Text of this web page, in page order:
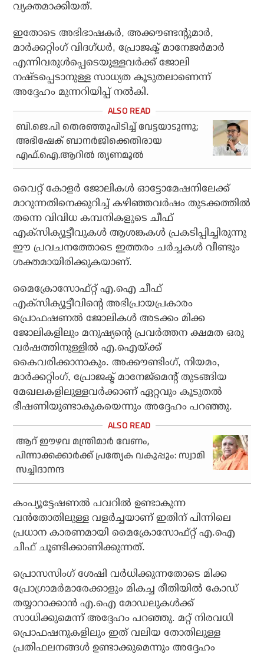
വ്യക്തമാക്കിയത്.
ഇതോടെ അഭിഭാഷകർ, അക്കൗണ്ടന്റുമാർ,
മാർക്കറ്റിംഗ് വിദഗ്ധർ, പ്രോജക്ട് മാനേജർമാർ
എന്നിവരുൾപ്പെടെയുള്ളവർക്ക് ജോലി
നഷ്ടപ്പെടാനുള്ള സാധ്യത കൂടുതലാണെന്ന്
അദ്ദേഹം മുന്നറിയിപ്പ് നൽകി.
ബി.ജെ.പി തെരഞ്ഞുപിടിച്ച് വേട്ടയാടുന്നു;
അഭിഷേക് ബാനര്‍ജിക്കെതിരായ
എഫ്.ഐ.ആറില്‍ തൃണമൂല്‍
വൈറ്റ് കോളർ ജോലികൾ ഓട്ടോമേഷനിലേക്ക്
മാറുന്നതിനെക്കുറിച്ച് കഴിഞ്ഞവർഷം തുടക്കത്തിൽ
തന്നെ വിവിധ കമ്പനികളുടെ ചീഫ്
എക്സിക്യൂട്ടീവുകൾ ആശങ്കകൾ പ്രകടിപ്പിച്ചിരുന്നു
ഈ പ്രവചനത്തോടെ ഇത്തരം ചർച്ചകൾ വീണ്ടും
ശക്തമായിരിക്കുകയാണ്.
മൈക്രോസോഫ്റ്റ് എ.ഐ ചീഫ്
എക്സിക്യൂട്ടീവിന്റെ അഭിപ്രായപ്രകാരം
പ്രൊഫഷണൽ ജോലികൾ അടക്കം മിക്ക
ജോലികളിലും മനുഷ്യന്റെ പ്രവർത്തന ക്ഷമത ഒരു
വർഷത്തിനുള്ളിൽ എ.ഐയ്ക്ക്
കൈവരിക്കാനാകും. അക്കൗണ്ടിംഗ്, നിയമം,
മാർക്കറ്റിംഗ്, പ്രോജക്ട് മാനേജ്‌മെന്റ് തുടങ്ങിയ
മേഖലകളിലുള്ളവർക്കാണ് ഏറ്റവും കൂടുതൽ
ഭീഷണിയുണ്ടാകുകയെന്നും അദ്ദേഹം പറഞ്ഞു.
ആറ് ഈഴവ മന്ത്രിമാര്‍ വേണം,
പിന്നാക്കക്കാര്‍ക്ക് പ്രത്യേക വകുപ്പും: സ്വാമി
സച്ചിദാനന്ദ
കംപ്യൂട്ടേഷണൽ പവറിൽ ഉണ്ടാകുന്ന
വൻതോതിലുള്ള വളർച്ചയാണ് ഇതിന് പിന്നിലെ
പ്രധാന കാരണമായി മൈക്രോസോഫ്റ്റ് എ.ഐ
ചീഫ് ചൂണ്ടിക്കാണിക്കുന്നത്.
പ്രൊസസിംഗ് ശേഷി വർധിക്കുന്നതോടെ മിക്ക
പ്രോഗ്രാമർമാരേക്കാളും മികച്ച രീതിയിൽ കോഡ്
തയ്യാറാക്കാൻ എ.ഐ മോഡലുകൾക്ക്
സാധിക്കുമെന്ന് അദ്ദേഹം പറഞ്ഞു. മറ്റ് നിരവധി
പ്രൊഫഷനുകളിലും ഇത് വലിയ തോതിലുള്ള
പ്രതിഫലനങ്ങൾ ഉണ്ടാക്കുമെന്നും അദ്ദേഹം